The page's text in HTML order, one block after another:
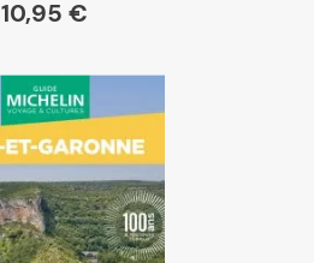
Gibert
Kleber
Place des libraires
10,95 €